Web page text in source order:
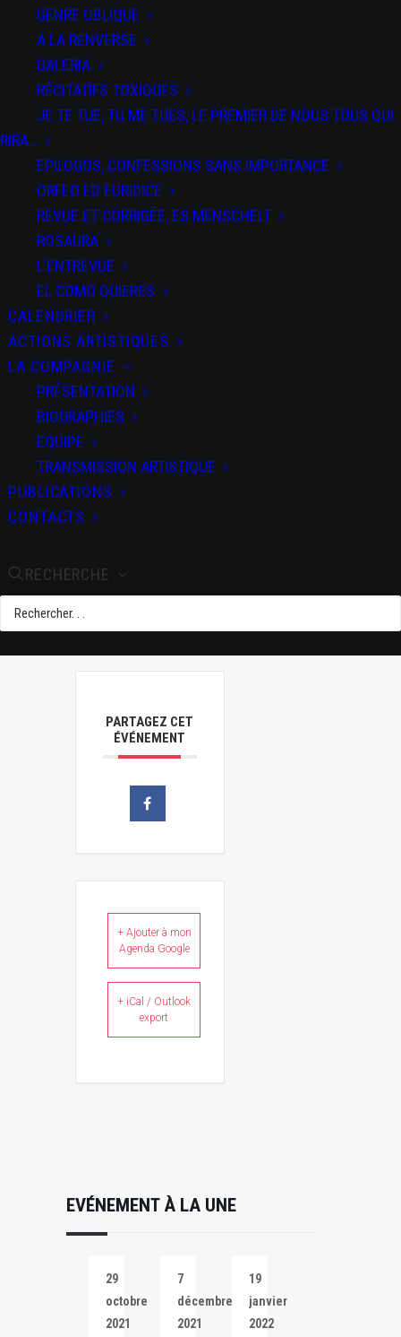
GENRE OBLIQUE
A LA RENVERSE
GALERIA
RÉCITATIFS TOXIQUES
JE TE TUE, TU ME TUES, LE PREMIER DE NOUS TOUS QUI
RIRA…
EPILOGOS, CONFESSIONS SANS IMPORTANCE
ORFEO ED EURIDICE
REVUE ET CORRIGÉE, ES MENSCHELT
ROSAURA
L’ENTREVUE
EL COMO QUIERES
CALENDRIER
ACTIONS ARTISTIQUES
LA COMPAGNIE
PRÉSENTATION
BIOGRAPHIES
EQUIPE
TRANSMISSION ARTISTIQUE
PUBLICATIONS
CONTACTS
RECHERCHE
2022
au 20
Expired!
HEURE
SPECTACLES
Odisea
PARTAGEZ CET
ÉVÉNEMENT
+ Ajouter à mon
Agenda Google
+ iCal / Outlook
export
EVÉNEMENT À LA UNE
29
octobre
2021
7
décembre
2021
19
janvier
2022